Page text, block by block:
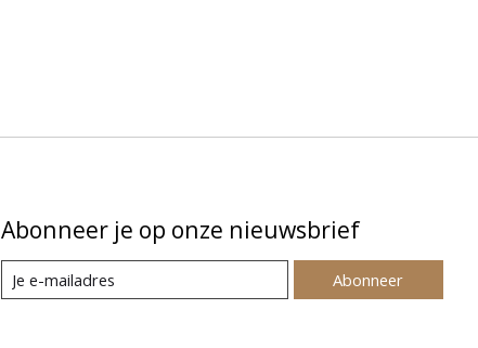
Abonneer je op onze nieuwsbrief
Abonneer